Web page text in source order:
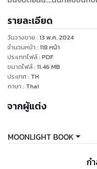
รายละเอียด
วันวางขาย : 13 พ.ค. 2024
จำนวนหน้า : 118 หน้า
ประเภทไฟล์: PDF
ขนาดไฟล์: 11.46 MB
ประเทศ: TH
ภาษา : Thai
จากผู้แต่ง
MOONLIGHT BOOK
ก